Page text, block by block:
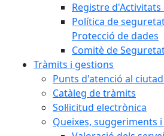
Registre
Política de
Protecció de dades
Comitè de
Tràmits i gestions
Punts d'atenció al
Catàleg de tràmits
Sol·licitud electrònica
Queixes, suggeriments